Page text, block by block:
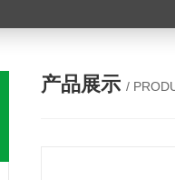
产品展示 /